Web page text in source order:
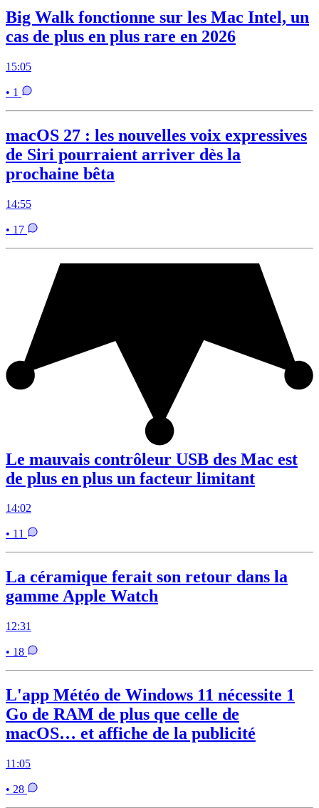
Big Walk fonctionne sur les Mac Intel, un
cas de plus en plus rare en 2026
15:05
• 1
macOS 27 : les nouvelles voix expressives
de Siri pourraient arriver dès la
prochaine bêta
14:55
• 17
Le mauvais contrôleur USB des Mac est
de plus en plus un facteur limitant
14:02
• 11
La céramique ferait son retour dans la
gamme Apple Watch
12:31
• 18
L'app Météo de Windows 11 nécessite 1
Go de RAM de plus que celle de
macOS… et affiche de la publicité
11:05
• 28